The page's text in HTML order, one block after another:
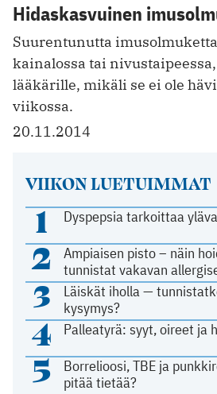
Hidaskasvuinen
Suurentunutta
kainalossa tai
lääkärille, mikäli se ei ole
viikossa.
20.11.2014
VIIKON LUETUIMMAT
1 Dyspepsia tarkoittaa
2
Ampiaisen pisto – näin
tunnistat vakavan
3
Läiskät iholla —
kysymys?
4 Palleatyrä: syyt, oireet ja
5
Borrelioosi, TBE ja
pitää tietää?